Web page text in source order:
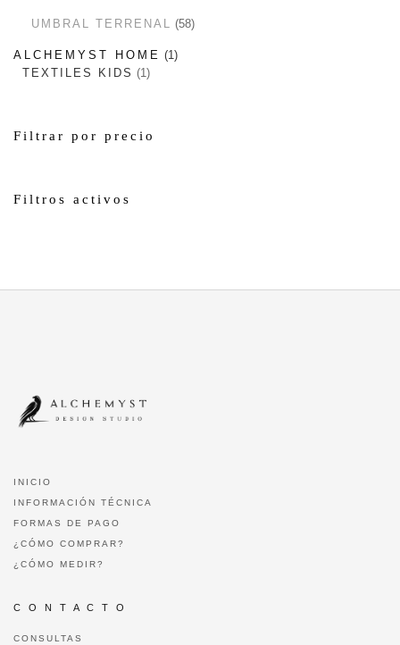
UMBRAL TERRENAL 58
ALCHEMYST HOME
1
TEXTILES KIDS
1
Filtrar por precio
Filtros activos
INICIO
INFORMACIÓN TÉCNICA
FORMAS DE PAGO
¿CÓMO COMPRAR?
¿CÓMO MEDIR?
C O N T A C T O
CONSULTAS